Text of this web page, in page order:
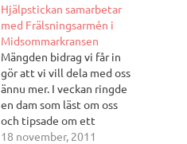
Hjälpstickan samarbetar
med Frälsningsarmén i
Midsommarkransen
Mängden bidrag vi får in
gör att vi vill dela med oss
ännu mer. I veckan ringde
en dam som läst om oss
och tipsade om ett
härbärge som drivs av
18 november, 2011